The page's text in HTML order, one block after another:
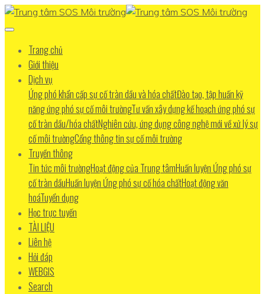
Trang chủ
Giới thiệu
Dịch vụ
Ứng phó khẩn cấp sự cố tràn dầu và hóa chấtĐào tạo, tập huấn kỹ
năng ứng phó sự cố môi trườngTư vấn xây dựng kế hoạch ứng phó sự
cố tràn dầu/hóa chấtNghiên cứu, ứng dụng công nghệ mới về xử lý sự
cố môi trườngCổng thông tin sự cố môi trường
Truyền thông
Tin tức môi trườngHoạt động của Trung tâmHuấn luyện Ứng phó sự
cố tràn dầuHuấn luyện Ứng phó sự cố hóa chấtHoạt động văn
hoáTuyển dụng
Học trực tuyến
TÀI LIỆU
Liên hệ
Hỏi đáp
WEBGIS
Search